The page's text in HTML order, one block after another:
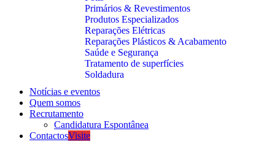
Primários & Revestimentos
Produtos Especializados
Reparações Elétricas
Reparações Plásticos & Acabamento
Saúde e Segurança
Tratamento de superfícies
Soldadura
Notícias e eventos
Quem somos
Recrutamento
Candidatura Espontânea
ContactosVisite